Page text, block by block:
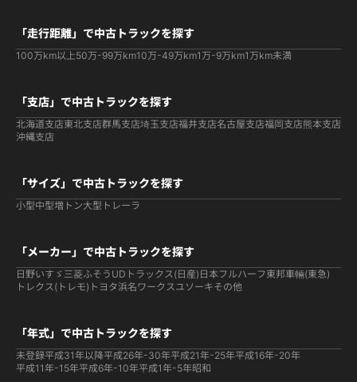
「走行距離」で中古トラックを探す
100万km以上50万-99万km10万-49万km1万-9万km1万km未満
「支店」で中古トラックを探す
北海道支店東北支店群馬支店埼玉支店福井支店名古屋支店福岡支店熊本支店
沖縄支店
「サイズ」で中古トラックを探す
小型中型増トン大型 トレーラ
「メーカー」で中古トラックを探す
日野いすゞ 三菱ふそう UDトラックス(日産) 日本フルハーフ 東邦車輛(東急)
トレクス(トレモ) トヨタ浜名ワークス ユソーキその他
「年式」で中古トラックを探す
未登録平成31年以降平成26年-30年平成21年-25年平成16年-20年
平成11年-15年平成6年-10年平成1年-5年昭和